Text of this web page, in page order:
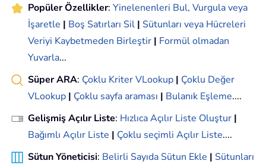
Popüler Özellikler: Yinelenenleri Bul, Vurgula veya
İşaretle | Boş Satırları Sil | Sütunları veya Hücreleri
Veriyi Kaybetmeden Birleştir | Formül olmadan
Yuvarla...
Süper ARA: Çoklu Kriter VLookup | Çoklu Değer
VLookup | Çoklu sayfa araması | Bulanık Eşleme....
Gelişmiş Açılır Liste: Hızlıca Açılır Liste Oluştur |
Bağımlı Açılır Liste | Çoklu seçimli Açılır Liste....
Sütun Yöneticisi: Belirli Sayıda Sütun Ekle | Sütunları